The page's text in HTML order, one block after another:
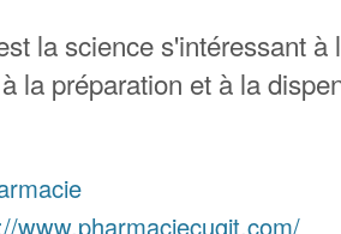
la science s'intéressant à
la préparation et à la
www.pharmaciecugit.com/